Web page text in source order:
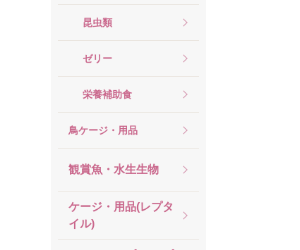
昆虫類
ゼリー
栄養補助食
鳥ケージ・用品
観賞魚・水生生物
ケージ・用品(レプタ
イル)